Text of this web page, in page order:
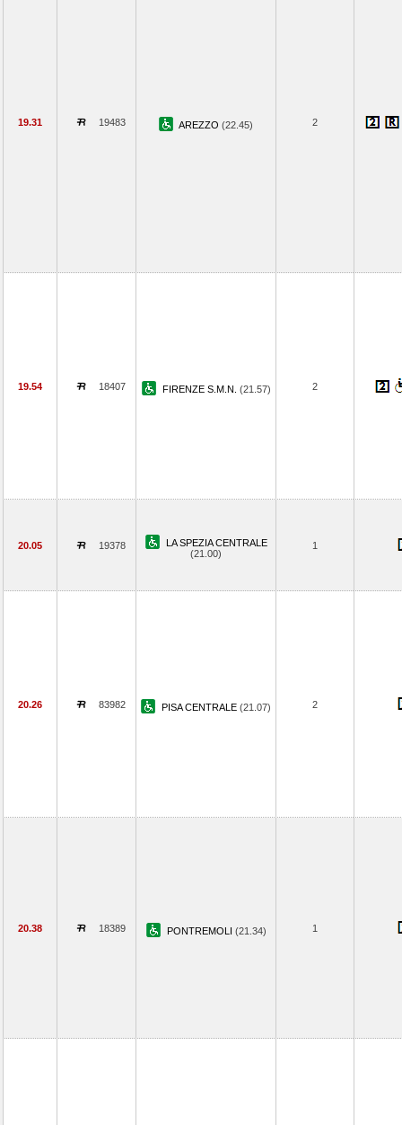
19.31 19483 AREZZO (22.45) 2
19.54 18407 FIRENZE S.M.N. (21.57) 2
20.05 19378
LA SPEZIA CENTRALE
(21.00)
1
20.26 83982 PISA CENTRALE (21.07) 2
20.38 18389 PONTREMOLI (21.34) 1